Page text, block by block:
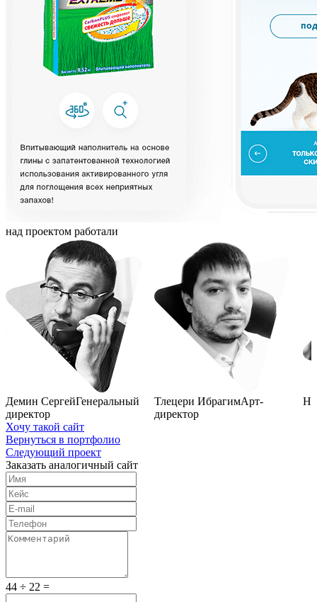
над проектом работали
Демин СергейГенеральный
директор
Тлецери ИбрагимАрт-
директор
Хочу такой сайт
Вернуться в портфолио
Следующий проект
Заказать аналогичный сайт
44 ÷ 22 =